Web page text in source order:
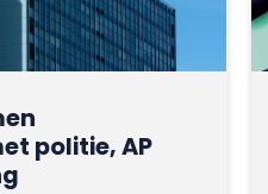
politie, AP